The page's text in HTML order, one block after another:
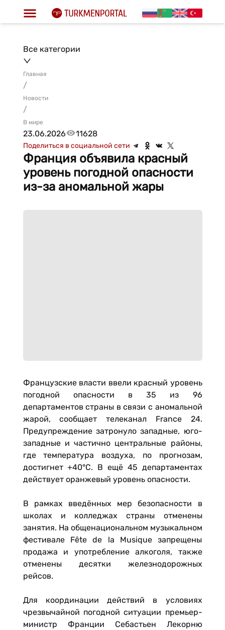
Все категории
Главная
/
Новости
/
В мире
23.06.2026 11628
Поделиться в социальной сети
Франция объявила красный
уровень погодной опасности
из-за аномальной жары
Французские власти ввели красный уровень
погодной опасности в 35 из 96
департаментов страны в связи с аномальной
жарой, сообщает телеканал France 24.
Предупреждение затронуло западные, юго-
западные и частично центральные районы,
где температура воздуха, по прогнозам,
достигнет +40°C. В ещё 45 департаментах
действует оранжевый уровень опасности.
В рамках введённых мер безопасности в
школах и колледжах страны отменены
занятия. На общенациональном музыкальном
фестивале Fête de la Musique запрещены
продажа и употребление алкоголя, также
отменены десятки железнодорожных
рейсов.
Для координации действий в условиях
чрезвычайной погодной ситуации премьер-
министр Франции Себастьен Лекорню